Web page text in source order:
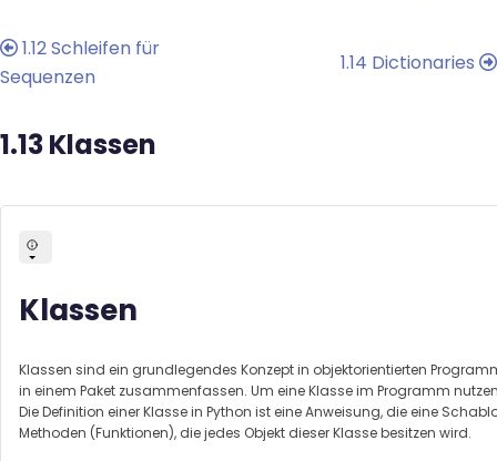
1.12 Schleifen für
Sequenzen
1.14 Dictionaries
1.13 Klassen
Klassen
Klassen sind ein grundlegendes Konzept in objektorientierten
in einem Paket zusammenfassen. Um eine Klasse im Programm
Die Definition einer Klasse in Python ist eine Anweisung, die eine
Methoden (Funktionen), die jedes Objekt dieser Klasse besitzen wird.